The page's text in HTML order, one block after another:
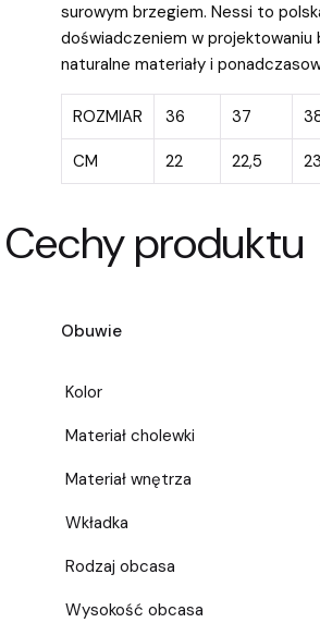
surowym brzegiem. Nessi to
doświadczeniem w
naturalne materiały i
ROZMIAR 36 37
CM 22 22,5
Cechy produktu
Obuwie
Kolor
Materiał cholewki
Materiał wnętrza
Wkładka
Rodzaj obcasa
Wysokość obcasa